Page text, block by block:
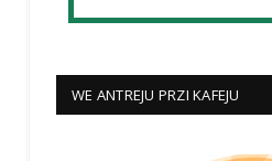
WE ANTREJU PRZI KAFEJU